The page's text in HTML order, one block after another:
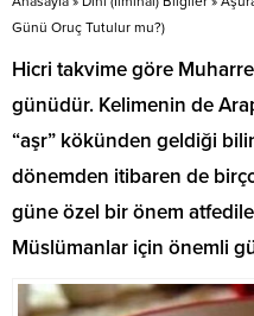
Günü Oruç Tutulur mu?)
Hicri takvime göre
günüdür. Kelimenin de
“aşr” kökünden geldiği
dönemden itibaren de
güne özel bir önem
Müslümanlar için önemli